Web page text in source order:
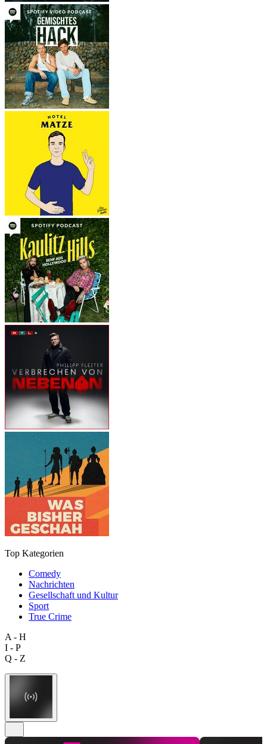
Top Kategorien
Comedy
Nachrichten
Gesellschaft und Kultur
Sport
True Crime
A - H
I - P
Q - Z